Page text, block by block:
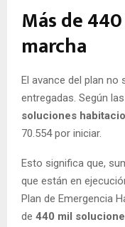
Más de
marcha
El avance del plan no
entregadas. Según
soluciones
70.554 por iniciar.
Esto significa que,
que están en
Plan de Emergencia
de 440 mil